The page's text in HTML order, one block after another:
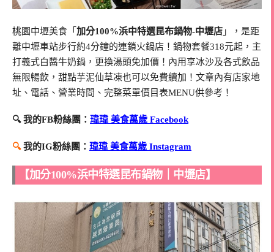
桃園中壢美食「 加分100%浜中特選昆布鍋物-中壢店 」，是距
離中壢車站步行約4分鐘的連鎖火鍋店！鍋物套餐318元起，主
打義式白醬牛奶鍋，更換湯頭免加價！內用享冰沙及各式飲品
無限暢飲，甜點芋泥仙草凍也可以免費續加！文章內有店家地
址、電話、營業時間、完整菜單價目表MENU供參考！
🔍 我的FB粉絲團： 瑋瑋 美食萬歲 Facebook
🔍我的IG粉絲團： 瑋瑋 美食萬歲 Instagram
【加分100%浜中特選昆布鍋物｜中壢店】